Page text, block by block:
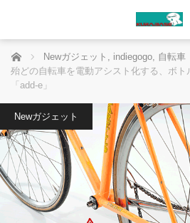
ホーム Newガジェット , indiegogo, 自転車
殆どの自転車を電動アシスト化する、ボ
「add-e」
Newガジェット